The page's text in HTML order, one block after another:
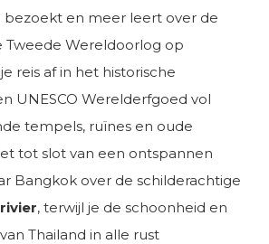
bezoekt en meer leert over de
Tweede Wereldoorlog op
reis af in het historische
UNESCO Werelderfgoed vol
tempels, ruïnes en oude
tot slot van een ontspannen
Bangkok over de schilderachtige
, terwijl je de schoonheid en
Thailand in alle rust